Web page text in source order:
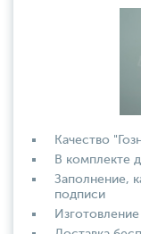
Качество
В комплекте
Заполнение,
подписи